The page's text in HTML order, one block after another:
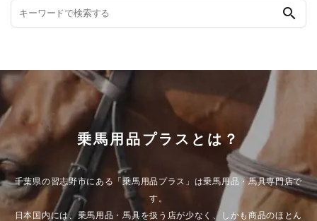
search
乗馬用品プラスとは？
千葉県の習志野市にある「乗馬用品プラス」は乗馬用品・馬具専門店で
す。
日本国内には、乗馬用品・馬具を扱う店が少なく、しかも商品のほとん